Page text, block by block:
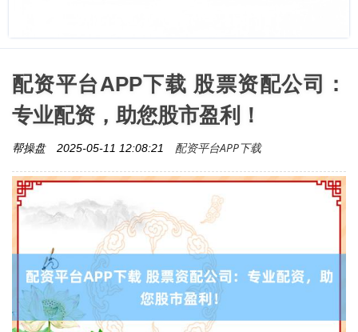
配资平台APP下载 股票资配公司：
专业配资，助您股市盈利！
帮操盘 2025-05-11 12:08:21 配资平台APP下载